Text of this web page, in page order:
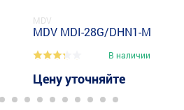
MDV
MDV MDI-28G/DHN1-M
В наличии
Цену уточняйте